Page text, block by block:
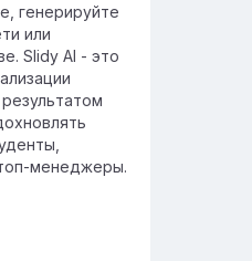
генерируйте
или
Slidy AI - это
менеджеры.